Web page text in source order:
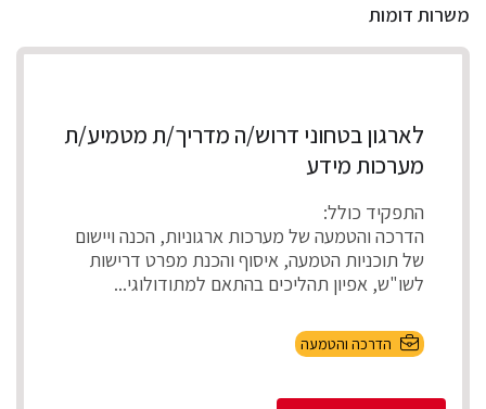
משרות דומות
לארגון בטחוני דרוש/ה מדריך/ת מטמיע/ת
מערכות מידע
התפקיד כולל:
הדרכה והטמעה של מערכות ארגוניות, הכנה ויישום
של תוכניות הטמעה, איסוף והכנת מפרט דרישות
לשו"ש, אפיון תהליכים בהתאם למתודולוגי...
הדרכה והטמעה